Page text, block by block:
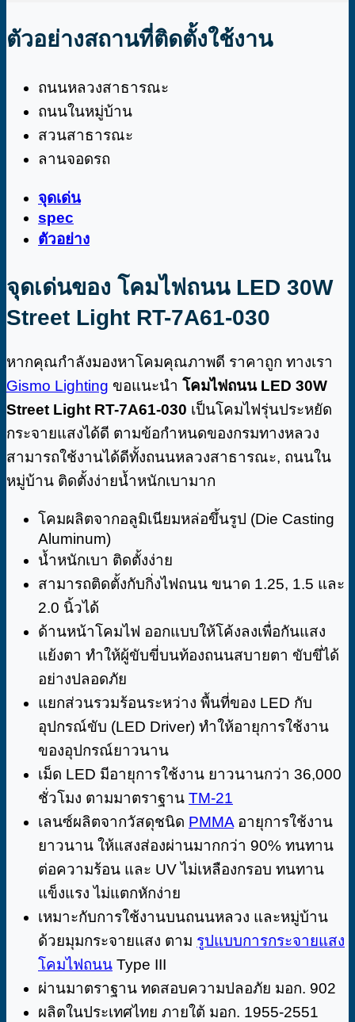
ตัวอย่างสถานที่ติดตั้งใช้งาน
ถนนหลวงสาธารณะ
ถนนในหมู่บ้าน
สวนสาธารณะ
ลานจอดรถ
จุดเด่น
spec
ตัวอย่าง
จุดเด่นของ โคมไฟถนน LED 30W
Street Light RT-7A61-030
หากคุณกำลังมองหาโคมคุณภาพดี ราคาถูก ทางเรา
Gismo Lighting ขอแนะนำ โคมไฟถนน LED 30W
Street Light RT-7A61-030 เป็นโคมไฟรุ่นประหยัด
กระจายแสงได้ดี ตามข้อกำหนดของกรมทางหลวง
สามารถใช้งานได้ดีทั้งถนนหลวงสาธารณะ, ถนนใน
หมู่บ้าน ติดตั้งง่ายน้ำหนักเบามาก
โคมผลิตจากอลูมิเนียมหล่อขึ้นรูป (Die Casting
Aluminum)
น้ำหนักเบา ติดตั้งง่าย
สามารถติดตั้งกับกิ่งไฟถนน ขนาด 1.25, 1.5 และ
2.0 นิ้วได้
ด้านหน้าโคมไฟ ออกแบบให้โค้งลงเพื่อกันแสง
แย้งตา ทำให้ผู้ขับขี่บนท้องถนนสบายตา ขับขึ่ได้
อย่างปลอดภัย
แยกส่วนรวมร้อนระหว่าง พื้นที่ของ LED กับ
อุปกรณ์ขับ (LED Driver) ทำให้อายุการใช้งาน
ของอุปกรณ์ยาวนาน
เม็ด LED มีอายุการใช้งาน ยาวนานกว่า 36,000
ชั่วโมง ตามมาตราฐาน TM-21
เลนซ์ผลิตจากวัสดุชนิด PMMAอายุการใช้งาน
ยาวนาน ให้แสงส่องผ่านมากกว่า 90% ทนทาน
ต่อความร้อน และ UV ไม่เหลืองกรอบ ทนทาน
แข็งแรง ไม่แตกหักง่าย
เหมาะกับการใช้งานบนถนนหลวง และหมู่บ้าน
ด้วยมุมกระจายแสง ตาม รูปแบบการกระจายแสง
โคมไฟถนน Type III
ผ่านมาตราฐาน ทดสอบความปลอภัย มอก. 902
ผลิตในประเทศไทย ภายใต้ มอก. 1955-2551